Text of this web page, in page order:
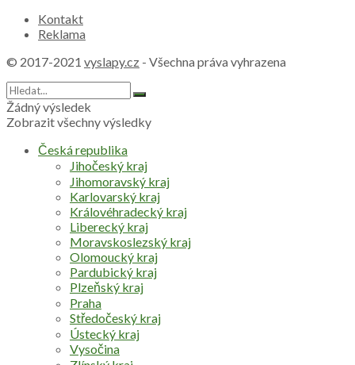
Kontakt
Reklama
© 2017-2021 vyslapy.cz - Všechna práva vyhrazena
Žádný výsledek
Zobrazit všechny výsledky
Česká republika
Jihočeský kraj
Jihomoravský kraj
Karlovarský kraj
Královéhradecký kraj
Liberecký kraj
Moravskoslezský kraj
Olomoucký kraj
Pardubický kraj
Plzeňský kraj
Praha
Středočeský kraj
Ústecký kraj
Vysočina